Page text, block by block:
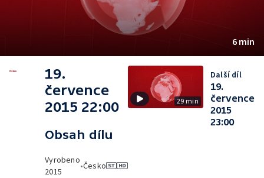
6 min
19.
července
2015 22:00
Obsah dílu
Vyrobeno
2015
•Česko
29 min
Další díl
19.
července
2015
23:00